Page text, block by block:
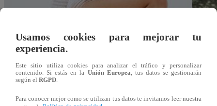
Redacción Latina
Usamos cookies para mejorar tu
experiencia.
Este sitio utiliza cookies para analizar el tráfico y personalizar
contenido. Si estás en la Unión Europea, tus datos se gestionarán
según el RGPD.
Para conocer mejor como se utilizan tus datos te invitamos leer nuestra